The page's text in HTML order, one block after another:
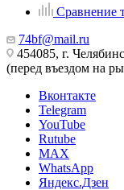
Сравнение
74bf@mail.ru
454085, г.
(перед въездом на
Вконтакте
Telegram
YouTube
Rutube
MAX
WhatsApp
Яндекс.Дзен